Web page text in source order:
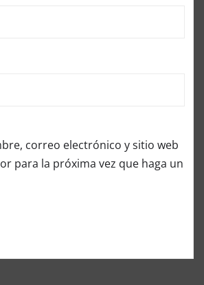
correo electrónico y sitio web
para la próxima vez que haga un